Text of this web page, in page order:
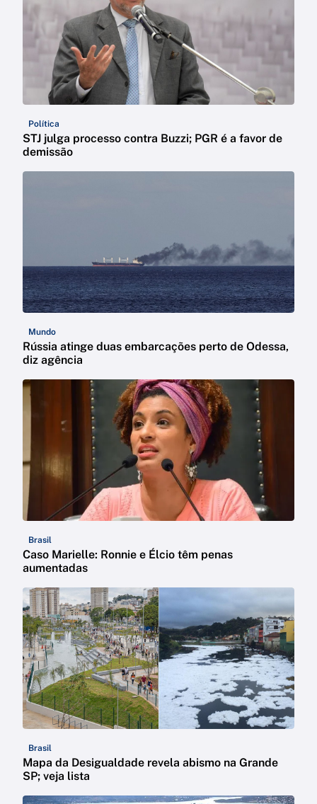
Política
STJ julga processo contra Buzzi; PGR é a favor de
demissão
Mundo
Rússia atinge duas embarcações perto de Odessa,
diz agência
Brasil
Caso Marielle: Ronnie e Élcio têm penas
aumentadas
Brasil
Mapa da Desigualdade revela abismo na Grande
SP; veja lista